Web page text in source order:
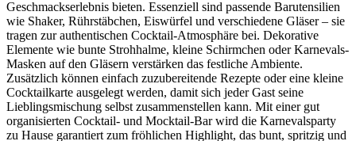
Geschmackserlebnis bieten. Essenziell sind passende Barutensilien
wie Shaker, Rührstäbchen, Eiswürfel und verschiedene Gläser – sie
tragen zur authentischen Cocktail-Atmosphäre bei. Dekorative
Elemente wie bunte Strohhalme, kleine Schirmchen oder Karnevals-
Masken auf den Gläsern verstärken das festliche Ambiente.
Zusätzlich können einfach zuzubereitende Rezepte oder eine kleine
Cocktailkarte ausgelegt werden, damit sich jeder Gast seine
Lieblingsmischung selbst zusammenstellen kann. Mit einer gut
organisierten Cocktail- und Mocktail-Bar wird die Karnevalsparty
zu Hause garantiert zum fröhlichen Highlight, das bunt, spritzig und